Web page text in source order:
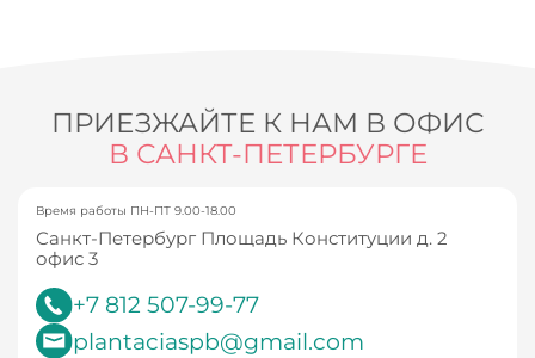
ПРИЕЗЖАЙТЕ К НАМ В ОФИС
В САНКТ-ПЕТЕРБУРГЕ
Время работы ПН-ПТ 9.00-18.00
Санкт-Петербург Площадь Конституции д. 2
офис 3
+7 812 507-99-77
plantaciaspb@gmail.com